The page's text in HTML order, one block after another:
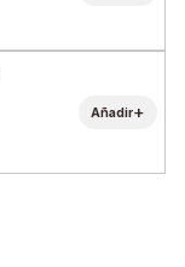
Añadir+